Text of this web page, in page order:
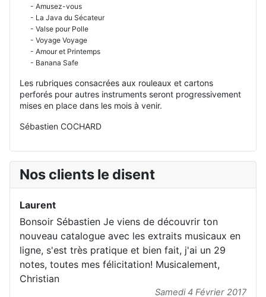
- Amusez-vous
- La Java du Sécateur
- Valse pour Polle
- Voyage Voyage
- Amour et Printemps
- Banana Safe
Les rubriques consacrées aux rouleaux et cartons
perforés pour autres instruments seront progressivement
mises en place dans les mois à venir.
Sébastien COCHARD
Nos clients le disent
Laurent
Bonsoir Sébastien Je viens de découvrir ton
nouveau catalogue avec les extraits musicaux en
ligne, s'est très pratique et bien fait, j'ai un 29
notes, toutes mes félicitation! Musicalement,
Christian
Samedi 4 Février 2017